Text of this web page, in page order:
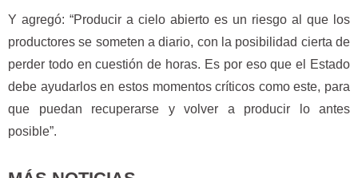
Y agregó: “Producir a cielo abierto es un riesgo al que los
productores se someten a diario, con la posibilidad cierta de
perder todo en cuestión de horas. Es por eso que el Estado
debe ayudarlos en estos momentos críticos como este, para
que puedan recuperarse y volver a producir lo antes
posible”.